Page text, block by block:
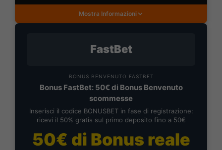
Mostra Informazioni
FastBet
BONUS BENVENUTO FASTBET
Bonus FastBet: 50€ di Bonus Benvenuto
scommesse
Inserisci il codice BONUSBET in fase di registrazione:
ricevi il 50% gratis sul primo deposito fino a 50€
50€ di Bonus reale